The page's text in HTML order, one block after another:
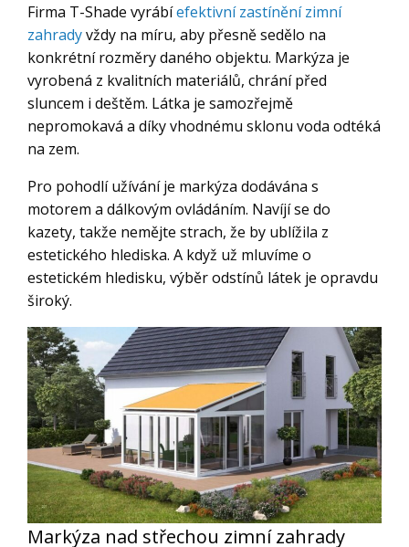
Firma T-Shade vyrábíefektivní zastínění zimní
zahradyvždy na míru, aby přesně sedělo na
konkrétní rozměry daného objektu. Markýza je
vyrobená z kvalitních materiálů, chrání před
sluncem i deštěm. Látka je samozřejmě
nepromokavá a díky vhodnému sklonu voda odtéká
na zem.
Pro pohodlí užívání je markýza dodávána s
motorem a dálkovým ovládáním. Navíjí se do
kazety, takže nemějte strach, že by ublížila z
estetického hlediska. A když už mluvíme o
estetickém hledisku, výběr odstínů látek je opravdu
široký.
Markýza nad střechou zimní zahrady